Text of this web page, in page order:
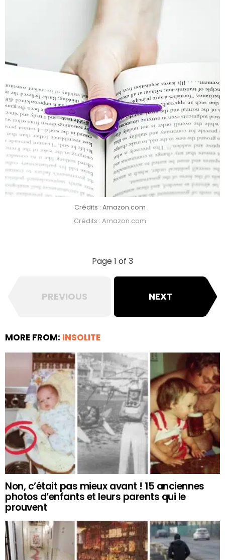
Crédits : Amazon.com
Crédits : Amazon.com
Page 1 of 3
PREVIOUS NEXT
MORE FROM: INSOLITE
Non, c’était pas mieux avant ! 15 anciennes
photos d’enfants et leurs parents qui le
prouvent